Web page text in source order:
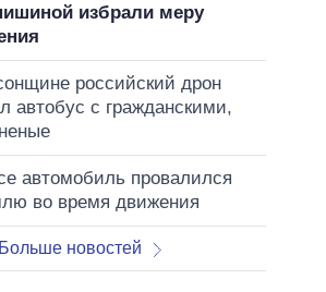
избрали меру
российский дрон
автобус с гражданскими,
автомобиль провалился
во время движения
Больше новостей